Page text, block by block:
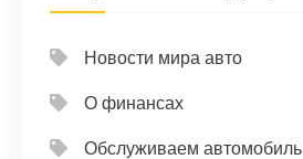
Новости мира авто
О финансах
Обслуживаем автомобиль